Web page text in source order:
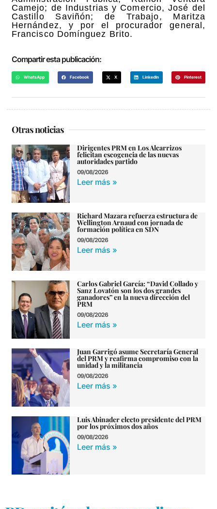
Camejo; de Industrias y Comercio, José del
Castillo Saviñón; de Trabajo, Maritza
Hernández, y por el procurador general,
Francisco Domínguez Brito.
Compartir esta publicación:
WhatsApp Facebook X LinkedIn Pinterest
Otras noticias
Dirigentes PRM en Los Alcarrizos
felicitan escogencia de las nuevas
autoridades partido
09/08/2026
Leer más »
Richard Mazara refuerza estructura de
Wellington Arnaud con jornada de
formación política en SDN
09/08/2026
Leer más »
Carlos Gabriel García: “David Collado y
Sanz Lovatón son los dos grandes
ganadores” en la nueva dirección del
PRM
09/08/2026
Leer más »
Juan Garrigó asume Secretaría General
del PRM y reafirma compromiso con la
unidad y la militancia
09/08/2026
Leer más »
Luis Abinader electo presidente del PRM
por los próximos dos años
09/08/2026
Leer más »